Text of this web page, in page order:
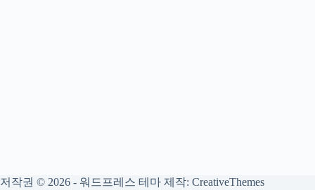
저작권 © 2026 - 워드프레스 테마 제작: CreativeThemes